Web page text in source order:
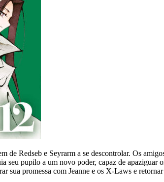
de Redseb e Seyrarm a se descontrolar. Os
seu pupilo a um novo poder, capaz de apaziguar
sua promessa com Jeanne e os X-Laws e